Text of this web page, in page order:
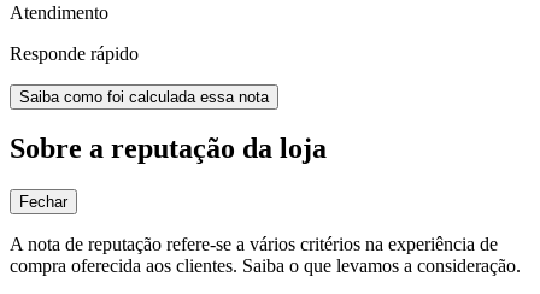
Atendimento
Responde rápido
Saiba como foi calculada essa nota
Sobre a reputação da loja
Fechar
A nota de reputação refere-se a vários critérios na experiência de
compra oferecida aos clientes. Saiba o que levamos a consideração.